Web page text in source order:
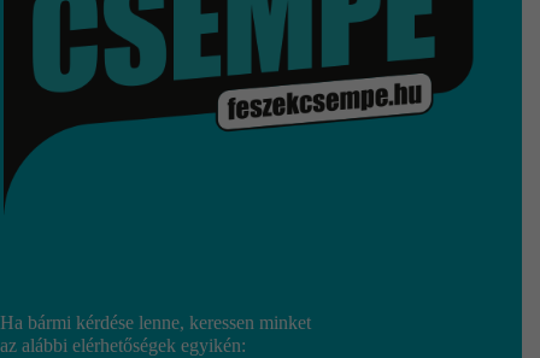
Ha bármi kérdése lenne, keressen minket
az alábbi elérhetőségek egyikén: